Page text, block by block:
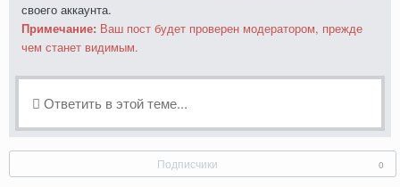
своего аккаунта.
Примечание: Ваш пост будет проверен модератором, прежде
чем станет видимым.
Ответить в этой теме...
Подписчики 0